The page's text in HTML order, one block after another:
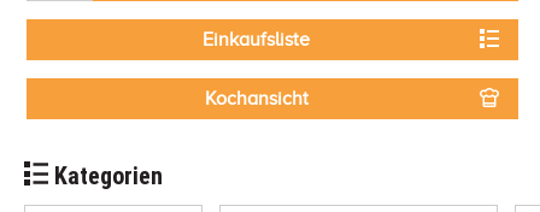
Einkaufsliste
Kochansicht
Kategorien